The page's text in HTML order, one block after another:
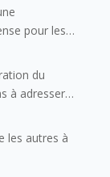
pour les
du
à adresser
voisins et
aux
de l’arc
Savoie
les autres à